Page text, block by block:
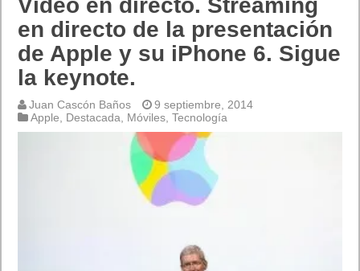
Vídeo en directo. Streaming
en directo de la presentación
de Apple y su iPhone 6. Sigue
la keynote.
Juan Cascón Baños
9 septiembre, 2014
Apple
Destacada Móviles ,Tecnología